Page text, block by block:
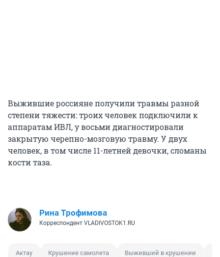
Выжившие россияне получили травмы разной
степени тяжести: троих человек подключили к
аппаратам ИВЛ, у восьми диагностировали
закрытую черепно-мозговую травму. У двух
человек, в том числе 11-летней девочки, сломаны
кости таза.
Рина Трофимова
Корреспондент VLADIVOSTOK1.RU
Актау Крушение самолета Выживший в крушении